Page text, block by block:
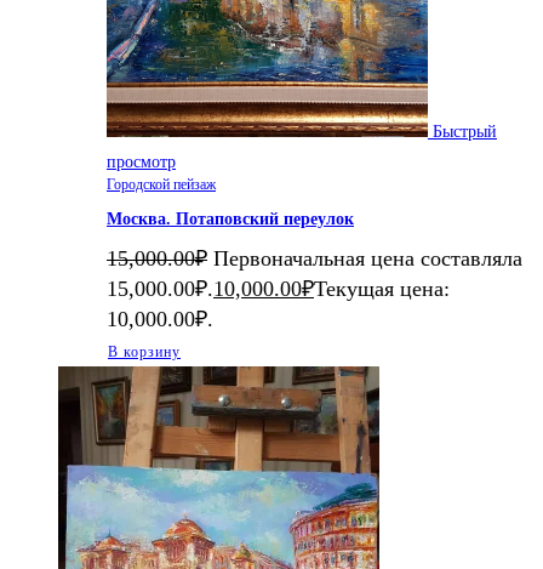
Быстрый
просмотр
Городской пейзаж
Москва. Потаповский переулок
15,000.00₽ Первоначальная цена составляла
15,000.00₽.10,000.00₽Текущая цена:
10,000.00₽.
В корзину